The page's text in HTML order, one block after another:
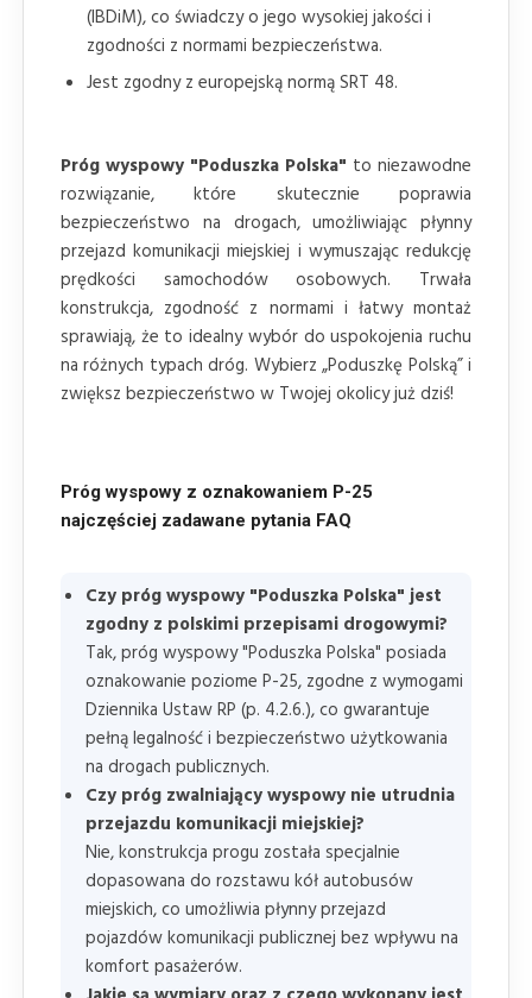
(IBDiM), co świadczy o jego wysokiej jakości i
zgodności z normami bezpieczeństwa.
Jest zgodny z europejską normą SRT 48.
Próg wyspowy "Poduszka Polska" to niezawodne
rozwiązanie, które skutecznie poprawia
bezpieczeństwo na drogach, umożliwiając płynny
przejazd komunikacji miejskiej i wymuszając redukcję
prędkości samochodów osobowych. Trwała
konstrukcja, zgodność z normami i łatwy montaż
sprawiają, że to idealny wybór do uspokojenia ruchu
na różnych typach dróg. Wybierz „Poduszkę Polską” i
zwiększ bezpieczeństwo w Twojej okolicy już dziś!
Próg wyspowy z oznakowaniem P-25
najczęściej zadawane pytania FAQ
Czy próg wyspowy "Poduszka Polska" jest
zgodny z polskimi przepisami drogowymi?
Tak, próg wyspowy "Poduszka Polska" posiada
oznakowanie poziome P-25, zgodne z wymogami
Dziennika Ustaw RP (p. 4.2.6.), co gwarantuje
pełną legalność i bezpieczeństwo użytkowania
na drogach publicznych.
Czy próg zwalniający wyspowy nie utrudnia
przejazdu komunikacji miejskiej?
Nie, konstrukcja progu została specjalnie
dopasowana do rozstawu kół autobusów
miejskich, co umożliwia płynny przejazd
pojazdów komunikacji publicznej bez wpływu na
komfort pasażerów.